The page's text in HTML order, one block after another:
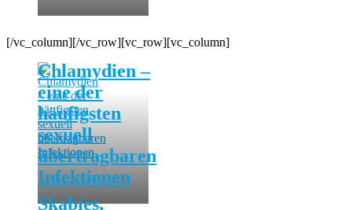
[/vc_column][/vc_row][vc_row][vc_column]
Chlamydien –
eine der
häufigsten
sexuell
übertragbaren
Infektionen
Skabies,